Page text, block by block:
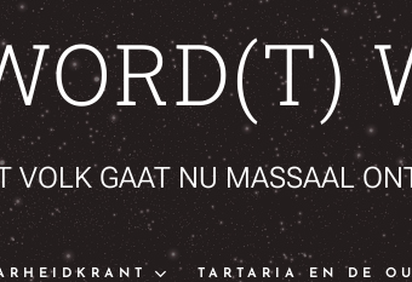
VOLK GAAT NU MASSAAL
TARTARIA EN DE